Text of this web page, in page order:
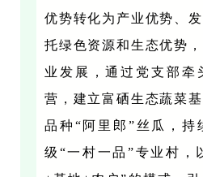
优势转化为产业优势、
托绿色资源和生态优势
业发展，通过党支部牵
营，建立富硒生态蔬菜
品种“阿里郎”丝瓜，持
级“一村一品”专业村，